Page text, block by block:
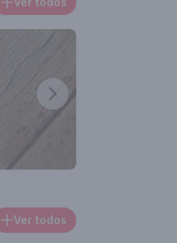
Ver todos